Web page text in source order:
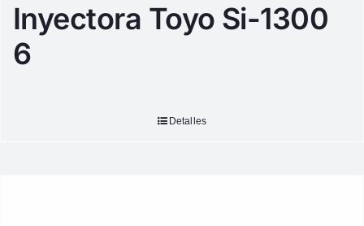
Inyectora Toyo Si-1300
6
Detalles